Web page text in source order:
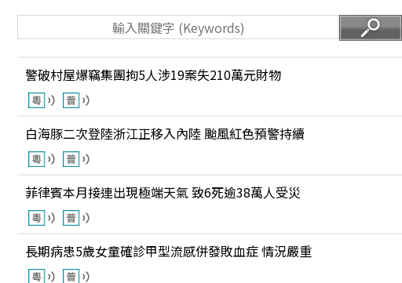
警破村屋爆竊集團拘5人涉19案失210萬元財物
白海豚二次登陸浙江正移入內陸 颱風紅色預警持續
菲律賓本月接連出現極端天氣 致6死逾38萬人受災
長期病患5歲女童確診甲型流感併發敗血症 情況嚴重